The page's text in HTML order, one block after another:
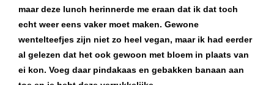
maar deze lunch herinnerde me eraan dat ik dat toch
echt weer eens vaker moet maken. Gewone
wentelteefjes zijn niet zo heel vegan, maar ik had eerder
al gelezen dat het ook gewoon met bloem in plaats van
ei kon. Voeg daar pindakaas en gebakken banaan aan